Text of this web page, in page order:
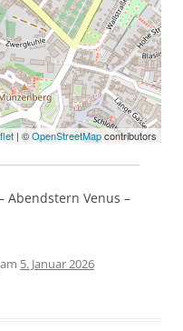
| ©OpenStreetMapcontributors
Abendstern Venus –
am 5. Januar 2026